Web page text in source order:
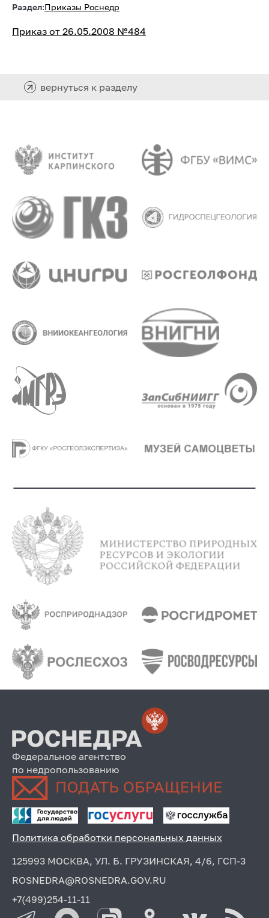
Раздел:Приказы Роснедр
Приказ от 26.05.2008 №484
вернуться к разделу
Федеральное агентство
по недропользованию
Политика обработки персональных данных
125993 МОСКВА, УЛ. Б. ГРУЗИНСКАЯ, 4/6, ГСП-3
ROSNEDRA@ROSNEDRA.GOV.RU
+7(499)254-11-11